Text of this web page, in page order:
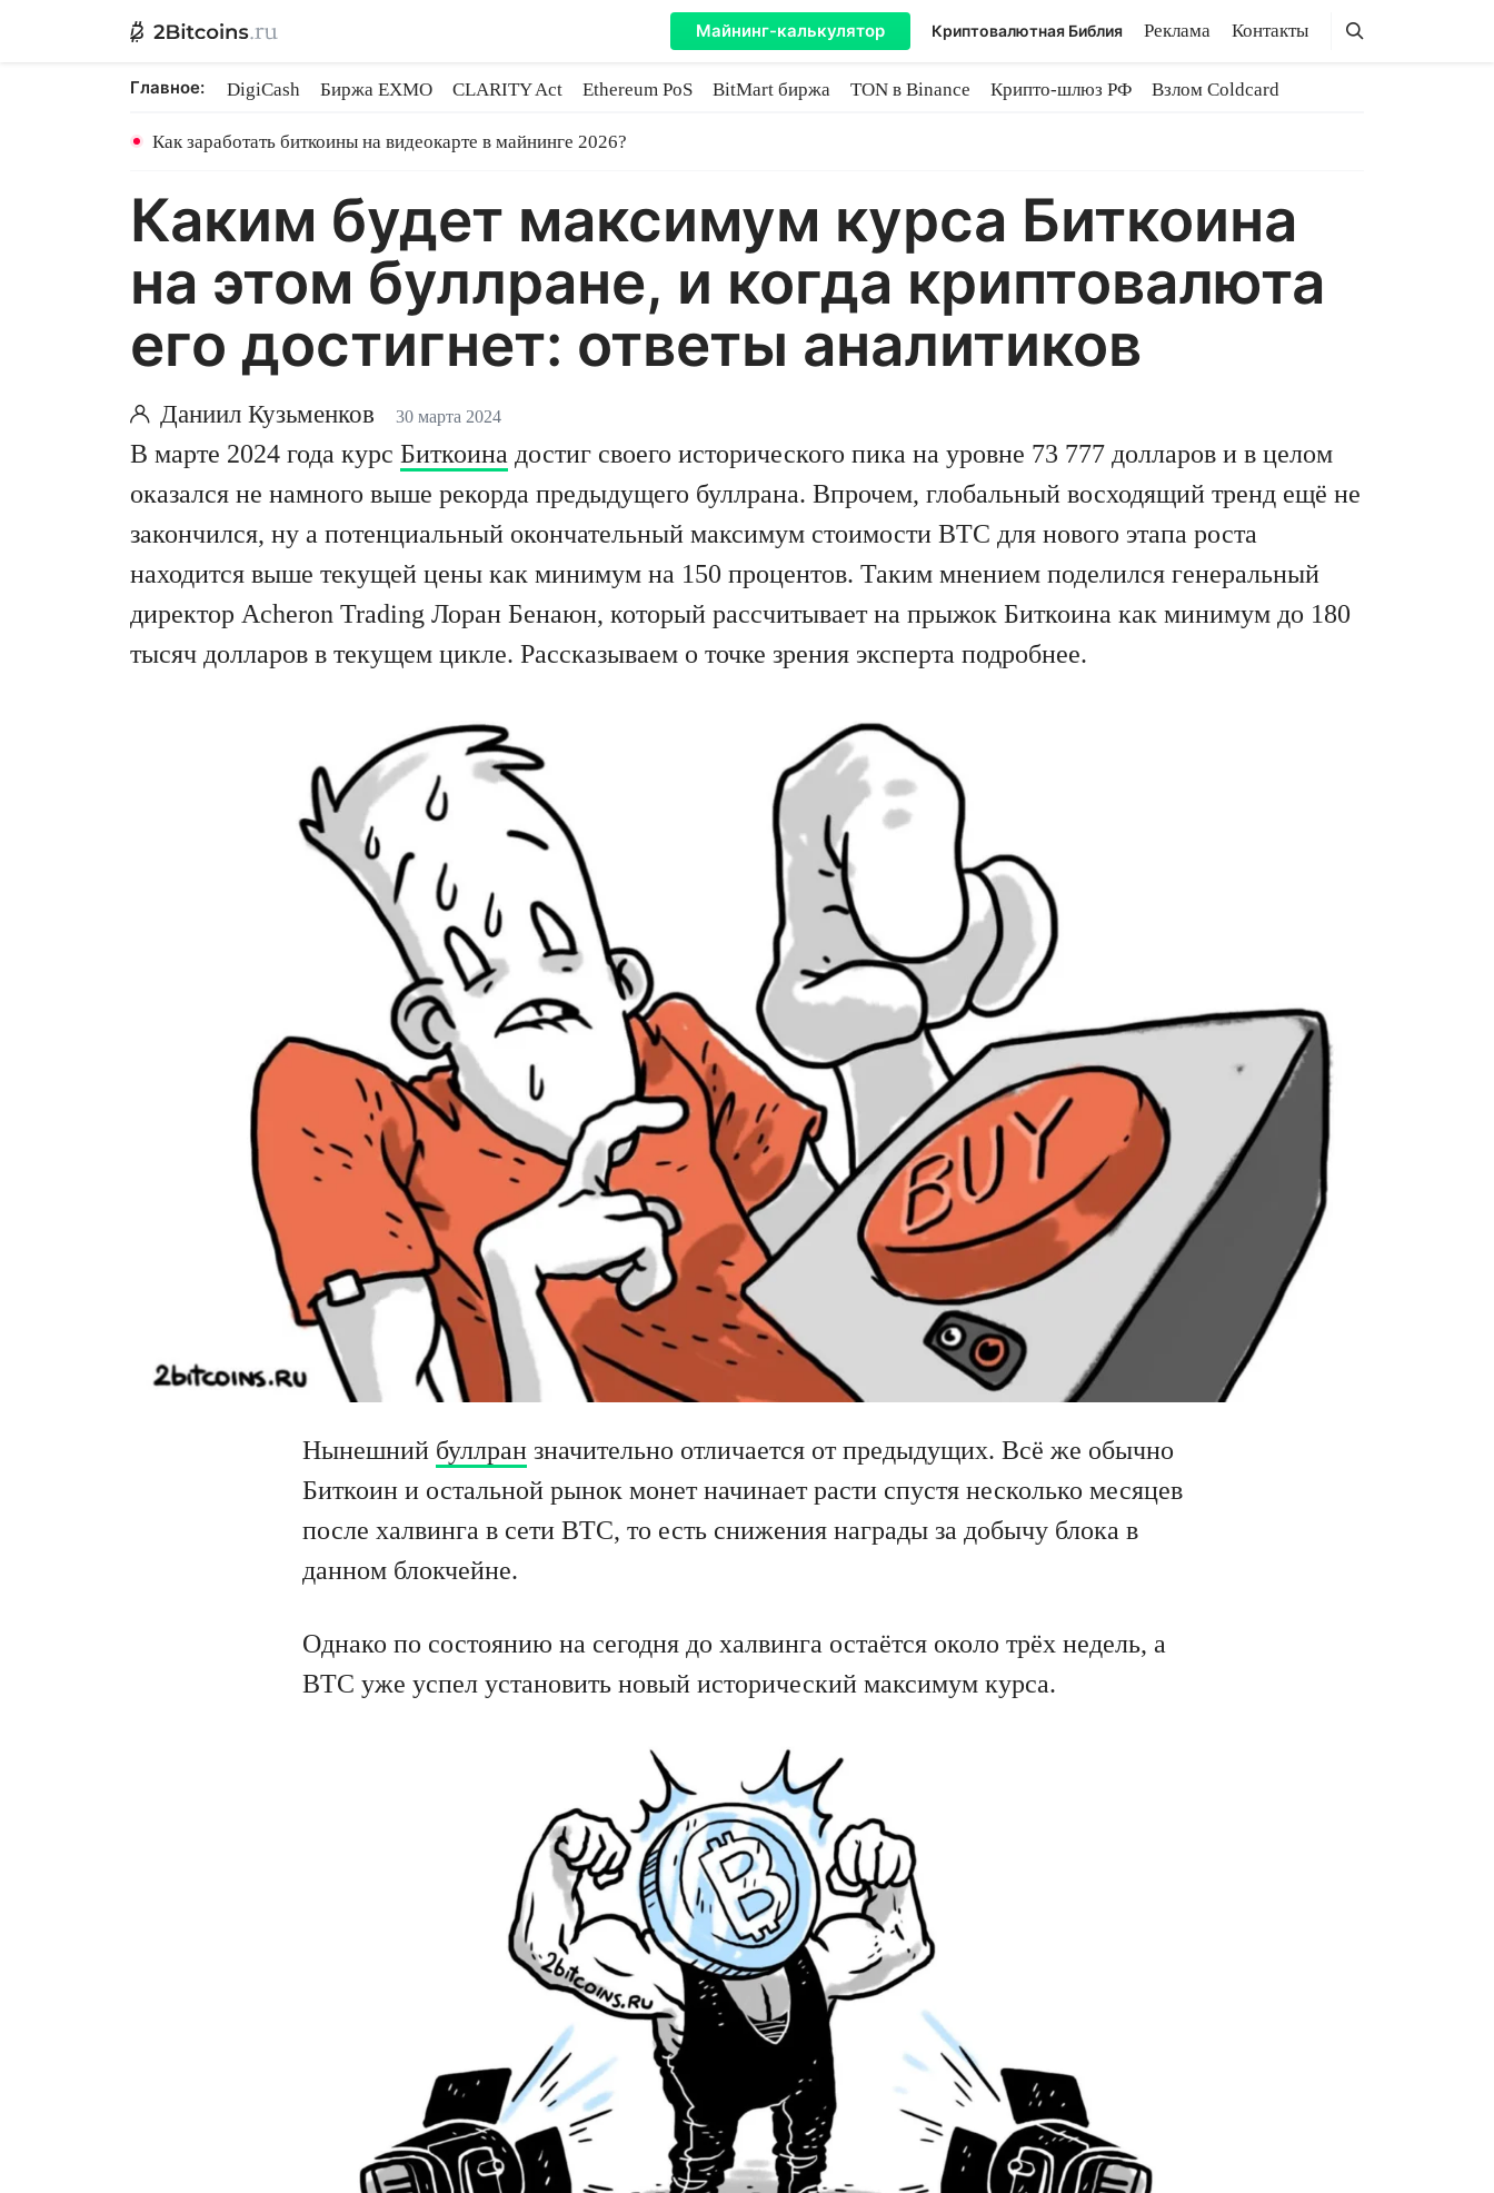
Майнинг-калькулятор Криптовалютная Библия Реклама Контакты Поиск
Поиск
Главное: DigiCash Биржа EXMO CLARITY Act Ethereum PoS BitMart биржа TON в Binance Крипто-шлюз РФ
Взлом Coldcard
Как заработать биткоины на видеокарте в майнинге 2026?
Каким будет максимум курса Биткоина
на этом буллране, и когда криптовалюта
его достигнет: ответы аналитиков
Даниил Кузьменков 30 марта 2024
В марте 2024 года курс Биткоина достиг своего исторического пика на уровне 73 777 долларов и в целом
оказался не намного выше рекорда предыдущего буллрана. Впрочем, глобальный восходящий тренд ещё не
закончился, ну а потенциальный окончательный максимум стоимости BTC для нового этапа роста
находится выше текущей цены как минимум на 150 процентов. Таким мнением поделился генеральный
директор Acheron Trading Лоран Бенаюн, который рассчитывает на прыжок Биткоина как минимум до 180
тысяч долларов в текущем цикле. Рассказываем о точке зрения эксперта подробнее.
Нынешний буллран значительно отличается от предыдущих. Всё же обычно
Биткоин и остальной рынок монет начинает расти спустя несколько месяцев
после халвинга в сети BTC, то есть снижения награды за добычу блока в
данном блокчейне.
Однако по состоянию на сегодня до халвинга остаётся около трёх недель, а
BTC уже успел установить новый исторический максимум курса.